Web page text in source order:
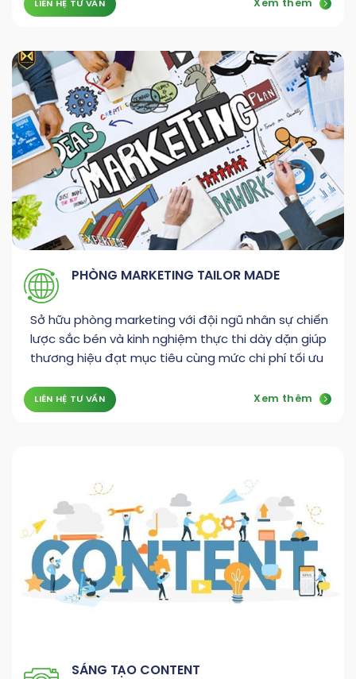
LIÊN HỆ TƯ VẤN Xem thêm
PHÒNG MARKETING TAILOR MADE
Sở hữu phòng marketing với đội ngũ nhân sự chiến
lược sắc bén và kinh nghiệm thực thi dày dặn giúp
thương hiệu đạt mục tiêu cùng mức chi phí tối ưu
LIÊN HỆ TƯ VẤN Xem thêm
SÁNG TẠO CONTENT